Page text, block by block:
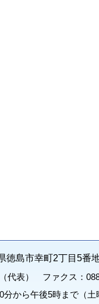
島市幸町2丁目5番
代表） ファクス：
分から午後5時まで（